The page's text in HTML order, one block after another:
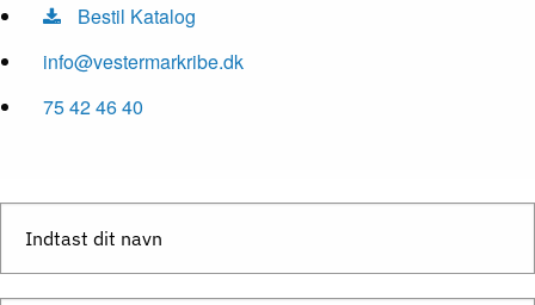
Bestil Katalog
info@vestermarkribe.dk
75 42 46 40